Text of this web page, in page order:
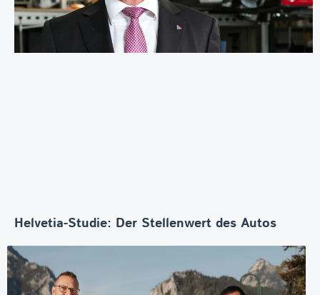
Helvetia-Studie: Der Stellenwert des Autos